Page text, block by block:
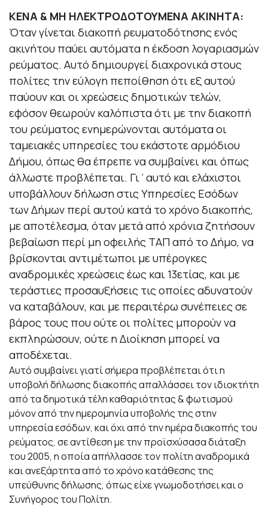
ΚΕΝΑ & ΜΗ ΗΛΕΚΤΡΟΔΟΤΟΥΜΕΝΑ ΑΚΙΝΗΤΑ:
Όταν γίνεται διακοπή ρευματοδότησης ενός
ακινήτου παύει αυτόματα η έκδοση λογαριασμών
ρεύματος. Αυτό δημιουργεί διαχρονικά στους
πολίτες την εύλογη πεποίθηση ότι εξ αυτού
παύουν και οι χρεώσεις δημοτικών τελών,
εφόσον θεωρούν καλόπιστα ότι με την διακοπή
του ρεύματος ενημερώνονται αυτόματα οι
ταμειακές υπηρεσίες του εκάστοτε αρμόδιου
Δήμου, όπως θα έπρεπε να συμβαίνει και όπως
άλλωστε προβλέπεται. Γι΄αυτό και ελάχιστοι
υποβάλλουν δήλωση στις Υπηρεσίες Εσόδων
των Δήμων περί αυτού κατά το χρόνο διακοπής,
με αποτέλεσμα, όταν μετά από χρόνια ζητήσουν
βεβαίωση περί μη οφειλής ΤΑΠ από το Δήμο, να
βρίσκονται αντιμέτωποι με υπέρογκες
αναδρομικές χρεώσεις έως και 13ετίας, και με
τεράστιες προσαυξήσεις τις οποίες αδυνατούν
να καταβάλουν, και με περαιτέρω συνέπειες σε
βάρος τους που ούτε οι πολίτες μπορούν να
εκπληρώσουν, ούτε η Διοίκηση μπορεί να
αποδέχεται.
Αυτό συμβαίνει γιατί σήμερα προβλέπεται ότι η
υποβολή δήλωσης διακοπής απαλλάσσει τον ιδιοκτήτη
από τα δημοτικά τέλη καθαριότητας & φωτισμού
μόνον από την ημερομηνία υποβολής της στην
υπηρεσία εσόδων, και όχι από την ημέρα διακοπής του
ρεύματος, σε αντίθεση με την προϊσχύσασα διάταξη
του 2005, η οποία απήλλασσε τον πολίτη αναδρομικά
και ανεξάρτητα από το χρόνο κατάθεσης της
υπεύθυνης δήλωσης, όπως είχε γνωμοδοτήσει και ο
Συνήγορος του Πολίτη.